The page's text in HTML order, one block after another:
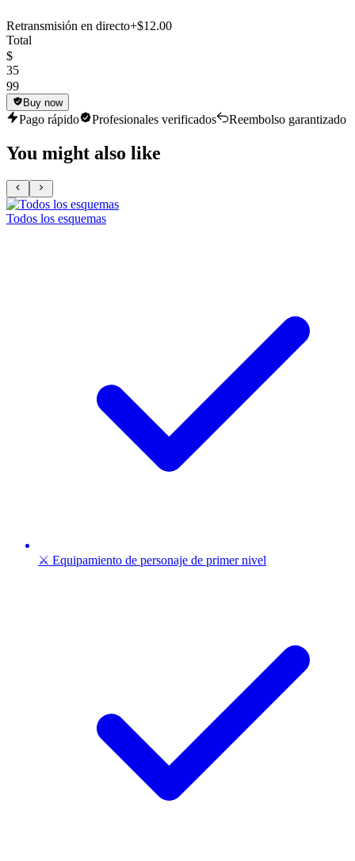
Retransmisión en directo+$12.00
Total
$
35
99
Buy now
Pago rápido Profesionales verificados Reembolso garantizado
You might also like
Todos los esquemas
⚔️ Equipamiento de personaje de primer nivel